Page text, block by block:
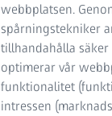
webbplatsen.
spårningstekniker
tillhandahålla
optimerar vår
funktionalitet
intressen